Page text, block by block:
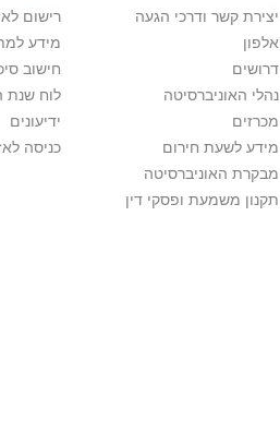
יצירת קשר ודרכי הגעה
אלפון
דרושים
נהלי האוניברסיטה
מכרזים
מידע לשעת חירום
מבקרת האוניברסיטה
תקנון משמעת ופסקי דין
רישום
מידע
חישוב
לוח שנת
ידיעונים
כניסה